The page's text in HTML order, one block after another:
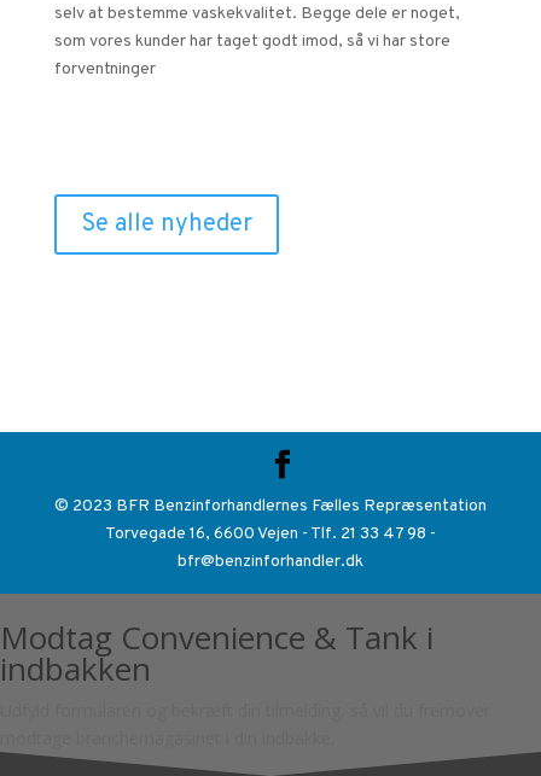
selv at bestemme vaskekvalitet. Begge dele er noget,
som vores kunder har taget godt imod, så vi har store
forventninger
Se alle nyheder
© 2023 BFR Benzinforhandlernes Fælles Repræsentation
Torvegade 16, 6600 Vejen - Tlf. 21 33 47 98 -
bfr@benzinforhandler.dk
Modtag Convenience & Tank i
indbakken